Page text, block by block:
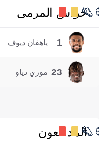
حراس المرمى
1 ياهفان ديوف
23 موري دياو
المدافعون